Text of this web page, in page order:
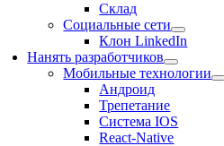
Склад
Социальные сети
Клон LinkedIn
Нанять разработчиков
Мобильные технологии
Андроид
Трепетание
Система IOS
React-Native